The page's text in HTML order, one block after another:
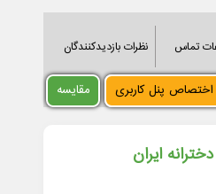
تماس نظرات بازدیدکنندگان
اختصاص پنل کاربری مقایسه
ایران